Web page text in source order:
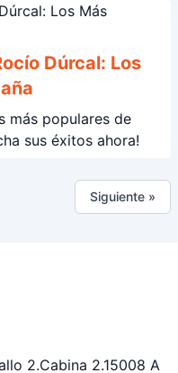
Dúrcal: Los
más populares de
en España. ¡Escucha sus éxitos ahora!
Siguiente »
2.Cabina 2.15008 A